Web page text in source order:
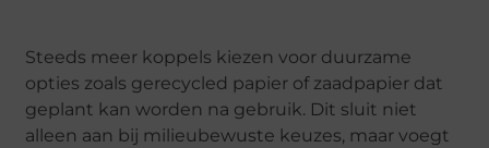
Steeds meer koppels kiezen voor duurzame
opties zoals gerecycled papier of zaadpapier dat
geplant kan worden na gebruik. Dit sluit niet
alleen aan bij milieubewuste keuzes, maar voegt